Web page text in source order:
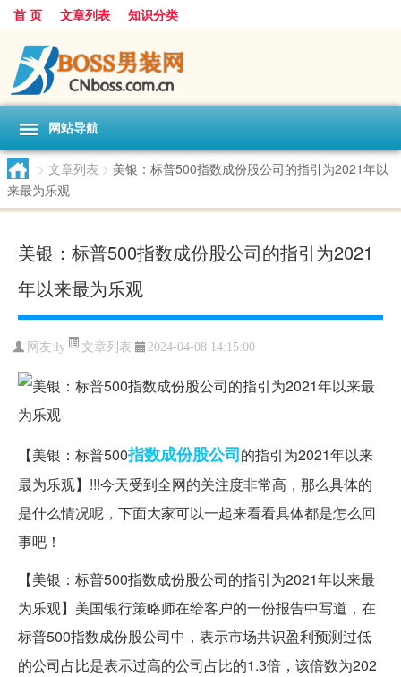
首 页 文章列表 知识分类
网站导航
> 文章列表 > 美银：标普500指数成份股公司的指引为2021年以
来最为乐观
美银：标普500指数成份股公司的指引为2021
年以来最为乐观
网友: ly 文章列表 2024-04-08 14:15:00
【美银：标普500指数成份股公司的指引为2021年以来
最为乐观】!!!今天受到全网的关注度非常高，那么具体的
是什么情况呢，下面大家可以一起来看看具体都是怎么回
事吧！
【美银：标普500指数成份股公司的指引为2021年以来最
为乐观】美国银行策略师在给客户的一份报告中写道，在
标普500指数成份股公司中，表示市场共识盈利预测过低
的公司占比是表示过高的公司占比的1.3倍，该倍数为202